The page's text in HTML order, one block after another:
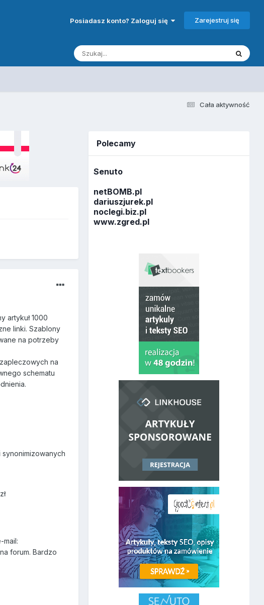
Posiadasz konto? Zaloguj się Zarejestruj się
Cała aktywność
artykuł 1000
linki. Szablony
na potrzeby
na
schematu
synonimizowanych
mail:
forum. Bardzo
Polecamy
Senuto
netBOMB.pl
dariuszjurek.pl
noclegi.biz.pl
www.zgred.pl